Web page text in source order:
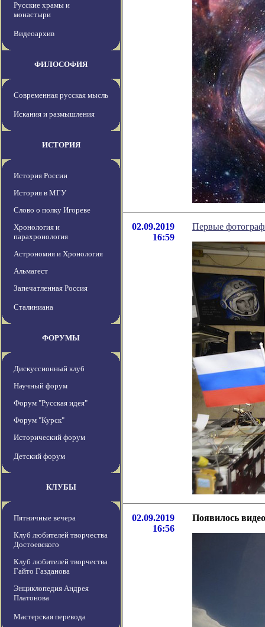
Русские храмы и
монастыри
Видеоархив
ФИЛОСОФИЯ
Современная русская мысль
Искания и размышления
ИСТОРИЯ
История России
История в МГУ
Слово о полку Игореве
Хронология и
парахронология
Астрономия и Хронология
Альмагест
Запечатленная Россия
Сталиниана
ФОРУМЫ
Дискуссионный клуб
Научный форум
Форум "Русская идея"
Форум "Курск"
Исторический форум
Детский форум
КЛУБЫ
Пятничные вечера
Клуб любителей творчества
Достоевского
Клуб любителей творчества
Гайто Газданова
Энциклопедия Андрея
Платонова
Мастерская перевода
02.09.2019
16:59
Первые
02.09.2019
16:56
Появилось